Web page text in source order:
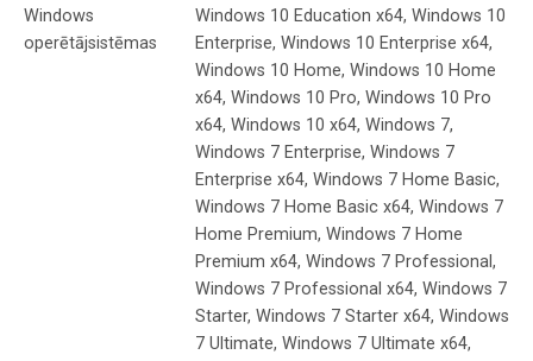
Windows
operētājsistēmas
Windows 10 Education x64, Windows 10
Enterprise, Windows 10 Enterprise x64,
Windows 10 Home, Windows 10 Home
x64, Windows 10 Pro, Windows 10 Pro
x64, Windows 10 x64, Windows 7,
Windows 7 Enterprise, Windows 7
Enterprise x64, Windows 7 Home Basic,
Windows 7 Home Basic x64, Windows 7
Home Premium, Windows 7 Home
Premium x64, Windows 7 Professional,
Windows 7 Professional x64, Windows 7
Starter, Windows 7 Starter x64, Windows
7 Ultimate, Windows 7 Ultimate x64,